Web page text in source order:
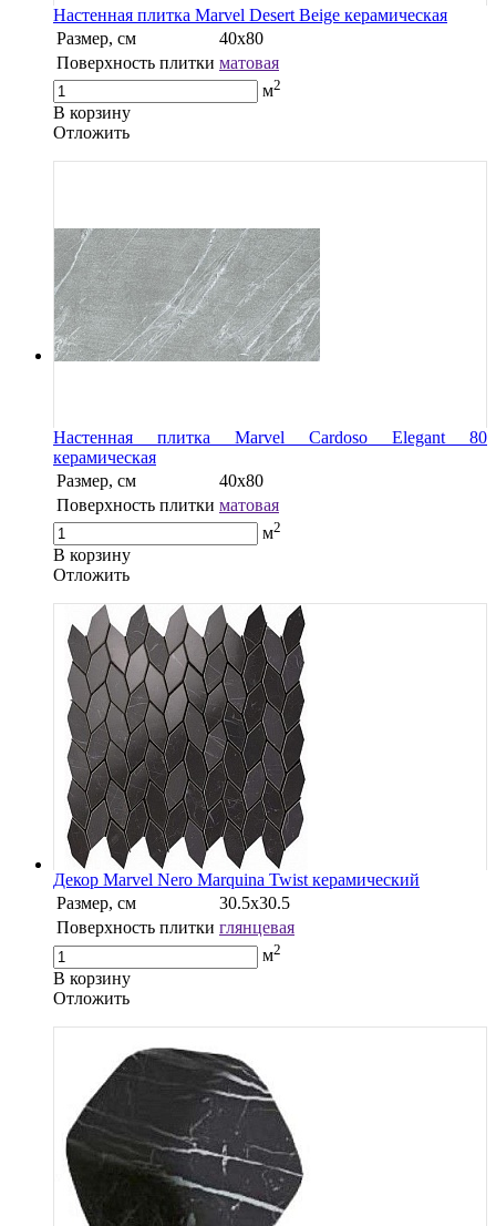
Настенная плитка Marvel Desert Beige керамическая
Размер, см
40х80
Поверхность плитки матовая
м2
В корзину
Oтложить
Настенная плитка Marvel Cardoso Elegant 80
керамическая
Размер, см
40х80
Поверхность плитки матовая
м2
В корзину
Oтложить
Декор Marvel Nero Marquina Twist керамический
Размер, см
30.5х30.5
Поверхность плитки глянцевая
м2
В корзину
Oтложить